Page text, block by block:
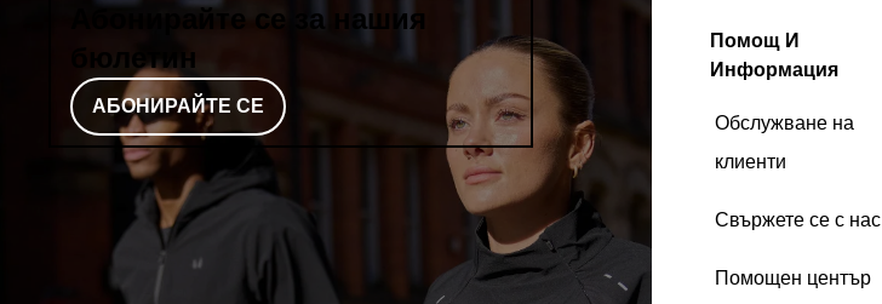
Абонирайте се за нашия
бюлетин
АБОНИРАЙТЕ СЕ
Помощ И
Информация
Обслужване на
клиенти
Свържете се с нас
Помощен център